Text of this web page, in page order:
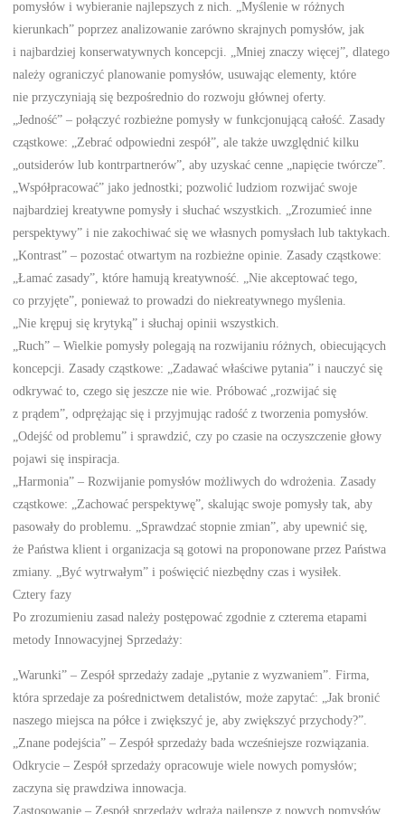
pomysłów i wybieranie najlepszych z nich. „Myślenie w różnych
kierunkach” poprzez analizowanie zarówno skrajnych pomysłów, jak
i najbardziej konserwatywnych koncepcji. „Mniej znaczy więcej”, dlatego
należy ograniczyć planowanie pomysłów, usuwając elementy, które
nie przyczyniają się bezpośrednio do rozwoju głównej oferty.
„Jedność” – połączyć rozbieżne pomysły w funkcjonującą całość. Zasady
cząstkowe: „Zebrać odpowiedni zespół”, ale także uwzględnić kilku
„outsiderów lub kontrpartnerów”, aby uzyskać cenne „napięcie twórcze”.
„Współpracować” jako jednostki; pozwolić ludziom rozwijać swoje
najbardziej kreatywne pomysły i słuchać wszystkich. „Zrozumieć inne
perspektywy” i nie zakochiwać się we własnych pomysłach lub taktykach.
„Kontrast” – pozostać otwartym na rozbieżne opinie. Zasady cząstkowe:
„Łamać zasady”, które hamują kreatywność. „Nie akceptować tego,
co przyjęte”, ponieważ to prowadzi do niekreatywnego myślenia.
„Nie krępuj się krytyką” i słuchaj opinii wszystkich.
„Ruch” – Wielkie pomysły polegają na rozwijaniu różnych, obiecujących
koncepcji. Zasady cząstkowe: „Zadawać właściwe pytania” i nauczyć się
odkrywać to, czego się jeszcze nie wie. Próbować „rozwijać się
z prądem”, odprężając się i przyjmując radość z tworzenia pomysłów.
„Odejść od problemu” i sprawdzić, czy po czasie na oczyszczenie głowy
pojawi się inspiracja.
„Harmonia” – Rozwijanie pomysłów możliwych do wdrożenia. Zasady
cząstkowe: „Zachować perspektywę”, skalując swoje pomysły tak, aby
pasowały do problemu. „Sprawdzać stopnie zmian”, aby upewnić się,
że Państwa klient i organizacja są gotowi na proponowane przez Państwa
zmiany. „Być wytrwałym” i poświęcić niezbędny czas i wysiłek.
Cztery fazy
Po zrozumieniu zasad należy postępować zgodnie z czterema etapami
metody Innowacyjnej Sprzedaży:
„Warunki” – Zespół sprzedaży zadaje „pytanie z wyzwaniem”. Firma,
która sprzedaje za pośrednictwem detalistów, może zapytać: „Jak bronić
naszego miejsca na półce i zwiększyć je, aby zwiększyć przychody?”.
„Znane podejścia” – Zespół sprzedaży bada wcześniejsze rozwiązania.
Odkrycie – Zespół sprzedaży opracowuje wiele nowych pomysłów;
zaczyna się prawdziwa innowacja.
Zastosowanie – Zespół sprzedaży wdraża najlepsze z nowych pomysłów.